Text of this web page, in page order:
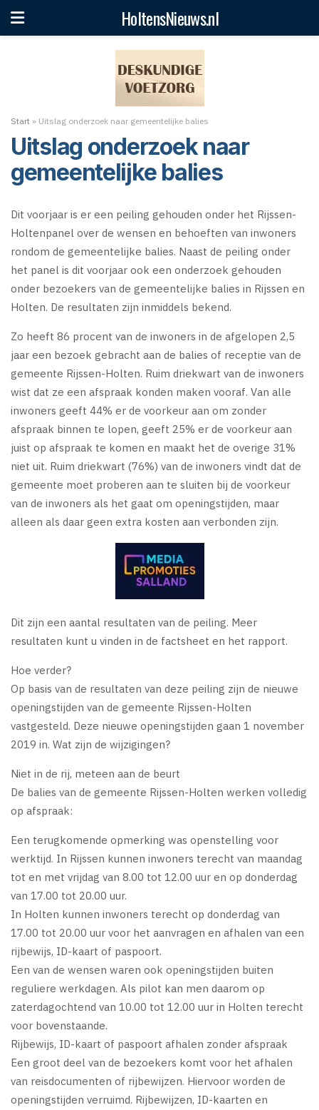
HoltensNieuws.nl
Start » Uitslag onderzoek naar gemeentelijke balies
Uitslag onderzoek naar
gemeentelijke balies
Dit voorjaar is er een peiling gehouden onder het Rijssen-
Holtenpanel over de wensen en behoeften van inwoners
rondom de gemeentelijke balies. Naast de peiling onder
het panel is dit voorjaar ook een onderzoek gehouden
onder bezoekers van de gemeentelijke balies in Rijssen en
Holten. De resultaten zijn inmiddels bekend.
Zo heeft 86 procent van de inwoners in de afgelopen 2,5
jaar een bezoek gebracht aan de balies of receptie van de
gemeente Rijssen-Holten. Ruim driekwart van de inwoners
wist dat ze een afspraak konden maken vooraf. Van alle
inwoners geeft 44% er de voorkeur aan om zonder
afspraak binnen te lopen, geeft 25% er de voorkeur aan
juist op afspraak te komen en maakt het de overige 31%
niet uit. Ruim driekwart (76%) van de inwoners vindt dat de
gemeente moet proberen aan te sluiten bij de voorkeur
van de inwoners als het gaat om openingstijden, maar
alleen als daar geen extra kosten aan verbonden zijn.
Dit zijn een aantal resultaten van de peiling. Meer
resultaten kunt u vinden in de factsheet en het rapport.
Hoe verder?
Op basis van de resultaten van deze peiling zijn de nieuwe
openingstijden van de gemeente Rijssen-Holten
vastgesteld. Deze nieuwe openingstijden gaan 1 november
2019 in. Wat zijn de wijzigingen?
Niet in de rij, meteen aan de beurt
De balies van de gemeente Rijssen-Holten werken volledig
op afspraak:
Een terugkomende opmerking was openstelling voor
werktijd. In Rijssen kunnen inwoners terecht van maandag
tot en met vrijdag van 8.00 tot 12.00 uur en op donderdag
van 17.00 tot 20.00 uur.
In Holten kunnen inwoners terecht op donderdag van
17.00 tot 20.00 uur voor het aanvragen en afhalen van een
rijbewijs, ID-kaart of paspoort.
Een van de wensen waren ook openingstijden buiten
reguliere werkdagen. Als pilot kan men daarom op
zaterdagochtend van 10.00 tot 12.00 uur in Holten terecht
voor bovenstaande.
Rijbewijs, ID-kaart of paspoort afhalen zonder afspraak
Een groot deel van de bezoekers komt voor het afhalen
van reisdocumenten of rijbewijzen. Hiervoor worden de
openingstijden verruimd. Rijbewijzen, ID-kaarten en